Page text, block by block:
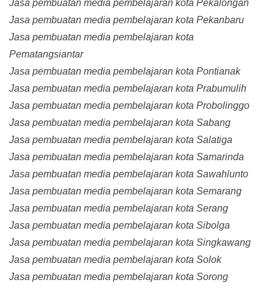
Jasa pembuatan media pembelajaran kota Pekalongan
Jasa pembuatan media pembelajaran kota Pekanbaru
Jasa pembuatan media pembelajaran kota
Pematangsiantar
Jasa pembuatan media pembelajaran kota Pontianak
Jasa pembuatan media pembelajaran kota Prabumulih
Jasa pembuatan media pembelajaran kota Probolinggo
Jasa pembuatan media pembelajaran kota Sabang
Jasa pembuatan media pembelajaran kota Salatiga
Jasa pembuatan media pembelajaran kota Samarinda
Jasa pembuatan media pembelajaran kota Sawahlunto
Jasa pembuatan media pembelajaran kota Semarang
Jasa pembuatan media pembelajaran kota Serang
Jasa pembuatan media pembelajaran kota Sibolga
Jasa pembuatan media pembelajaran kota Singkawang
Jasa pembuatan media pembelajaran kota Solok
Jasa pembuatan media pembelajaran kota Sorong